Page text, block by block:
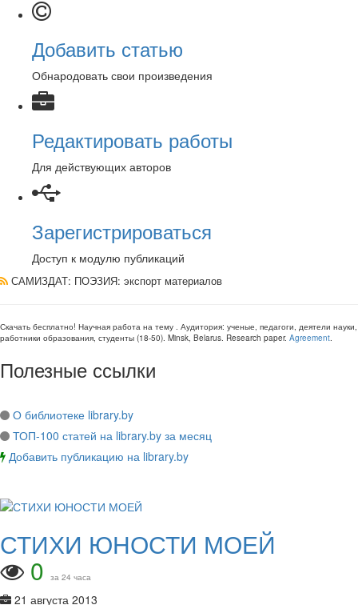
Добавить статью
Обнародовать свои произведения
Редактировать работы
Для действующих авторов
Зарегистрироваться
Доступ к модулю публикаций
САМИЗДАТ: ПОЭЗИЯ: экспорт материалов
Скачать бесплатно! Научная работа на тему . Аудитория: ученые, педагоги, деятели науки,
работники образования, студенты (18-50). Minsk, Belarus. Research paper. Agreement.
Полезные ссылки
О библиотеке library.by
ТОП-100 статей на library.by за месяц
Добавить публикацию на library.by
СТИХИ ЮНОСТИ МОЕЙ
0 за 24 часа
21 августа 2013